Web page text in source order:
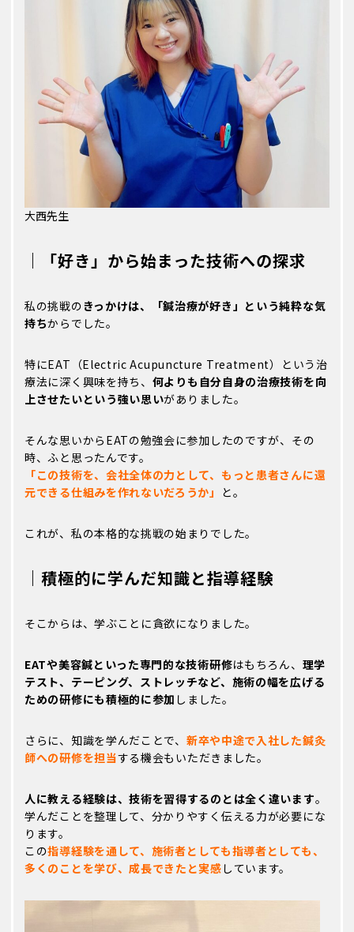
新卒採用
経験者採用
アルバイト
幹部候補採用
KARADA BLOG
お問い合わせ
大西先生
｜「好き」から始まった技術への探求
私の挑戦のきっかけは、「鍼治療が好き」という純粋な気
持ちからでした。
特にEAT（Electric Acupuncture Treatment）という治
療法に深く興味を持ち、 何よりも自分自身の治療技術を向
上させたいという強い思いがありました。
そんな思いからEATの勉強会に参加したのですが、その
時、ふと思ったんです。
「この技術を、会社全体の力として、もっと患者さんに還
元できる仕組みを作れないだろうか」 と。
これが、私の本格的な挑戦の始まりでした。
｜積極的に学んだ知識と指導経験
そこからは、学ぶことに貪欲になりました。
EATや美容鍼といった専門的な技術研修はもちろん、 理学
テスト、テーピング、ストレッチなど、施術の幅を広げる
ための研修にも積極的に参加 しました。
さらに、知識を学んだことで、 新卒や中途で入社した鍼灸
師への研修を担当する機会もいただきました。
人に教える経験は、技術を習得するのとは全く違います。
学んだことを整理して、分かりやすく伝える力が必要にな
ります。
この指導経験を通して、施術者としても指導者としても、
多くのことを学び、成長できたと実感 しています。